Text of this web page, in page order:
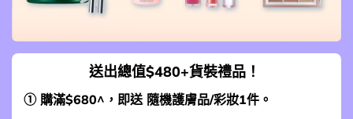
送出總值$480+貨裝禮品！
① 購滿$680^，即送 隨機護膚品/彩妝1件。